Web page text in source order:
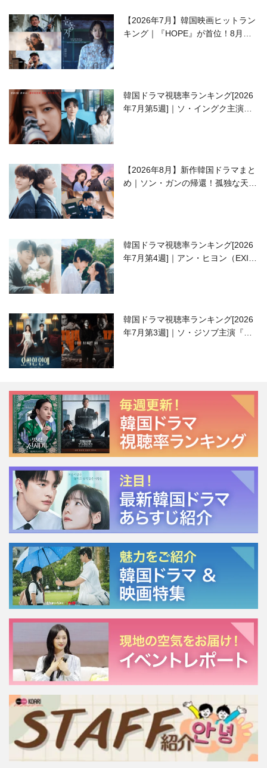
【2026年7月】韓国映画ヒットラン
キング｜『HOPE』が首位！8月公
韓国ドラマ視聴率ランキング[2026
年7月第5週]｜ソ・イングク主演の
【2026年8月】新作韓国ドラマまと
め｜ソン・ガンの帰還！孤独な天才
韓国ドラマ視聴率ランキング[2026
年7月第4週]｜アン・ヒヨン（EXID
韓国ドラマ視聴率ランキング[2026
年7月第3週]｜ソ・ジソブ主演『エ